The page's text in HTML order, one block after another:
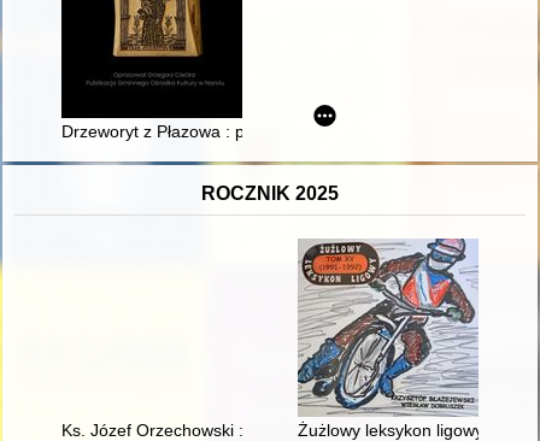
Drzeworyt z Płazowa : powrót do korzeni drzeworytu
ROCZNIK 2025
Ks. Józef Orzechowski : na okoliczność: roku jubileuszowego
Żużlowy leksykon ligowy. T. 15,